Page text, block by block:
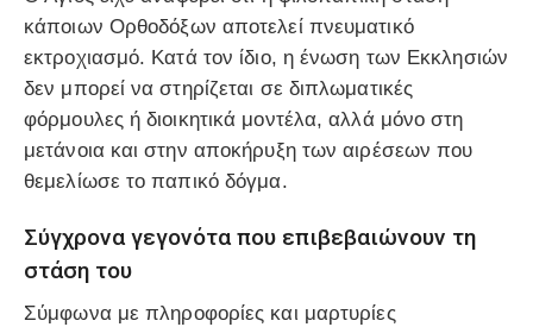
κάποιων Ορθοδόξων αποτελεί πνευματικό
εκτροχιασμό. Κατά τον ίδιο, η ένωση των Εκκλησιών
δεν μπορεί να στηρίζεται σε διπλωματικές
φόρμουλες ή διοικητικά μοντέλα, αλλά μόνο στη
μετάνοια και στην αποκήρυξη των αιρέσεων που
θεμελίωσε το παπικό δόγμα.
Σύγχρονα γεγονότα που επιβεβαιώνουν τη
στάση του
Σύμφωνα με πληροφορίες και μαρτυρίες